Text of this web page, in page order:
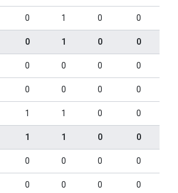
0 1 0 0
0 1 0 0
0 0 0 0
0 0 0 0
1 1 0 0
1 1 0 0
0 0 0 0
0 0 0 0